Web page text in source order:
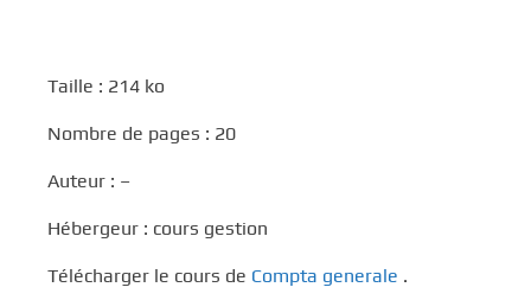
Taille : 214 ko
Nombre de pages : 20
Auteur : –
Hébergeur : cours gestion
Télécharger le cours de Compta generale .